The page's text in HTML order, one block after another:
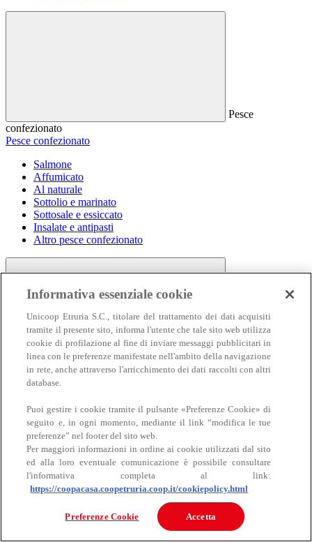
Pesce
confezionato
Pesce confezionato
Salmone
Affumicato
Al naturale
Sottolio e marinato
Sottosale e essiccato
Insalate e antipasti
Altro pesce confezionato
Carne
Carne
Bovino
Informativa essenziale cookie
Unicoop Etruria S.C., titolare del trattamento dei dati acquisiti
tramite il presente sito, informa l'utente che tale sito web utilizza
cookie di profilazione al fine di inviare messaggi pubblicitari in
linea con le preferenze manifestate nell'ambito della navigazione
in rete, anche attraverso l'arricchimento dei dati raccolti con altri
database.
Puoi gestire i cookie tramite il pulsante «Preferenze Cookie» di
seguito e, in ogni momento, mediante il link “modifica le tue
preferenze” nel footer del sito web.
Per maggiori informazioni in ordine ai cookie utilizzati dal sito
ed alla loro eventuale comunicazione è possibile consultare
l'informativa completa al link:
https://coopacasa.coopetruria.coop.it/cookiepolicy.html
Preferenze Cookie Accetta